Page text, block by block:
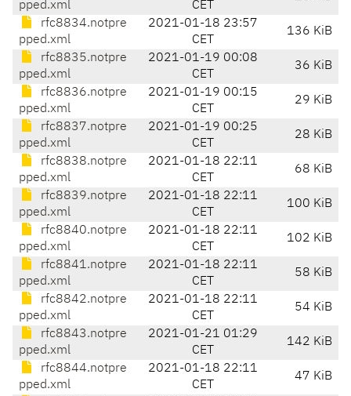
pped.xml
CET
rfc8834.notpre
pped.xml
2021-01-18 23:57
CET
136 KiB
rfc8835.notpre
pped.xml
2021-01-19 00:08
CET
36 KiB
rfc8836.notpre
pped.xml
2021-01-19 00:15
CET
29 KiB
rfc8837.notpre
pped.xml
2021-01-19 00:25
CET
28 KiB
rfc8838.notpre
pped.xml
2021-01-18 22:11
CET
68 KiB
rfc8839.notpre
pped.xml
2021-01-18 22:11
CET
100 KiB
rfc8840.notpre
pped.xml
2021-01-18 22:11
CET
102 KiB
rfc8841.notpre
pped.xml
2021-01-18 22:11
CET
58 KiB
rfc8842.notpre
pped.xml
2021-01-18 22:11
CET
54 KiB
rfc8843.notpre
pped.xml
2021-01-21 01:29
CET
142 KiB
rfc8844.notpre
pped.xml
2021-01-18 22:11
CET
47 KiB